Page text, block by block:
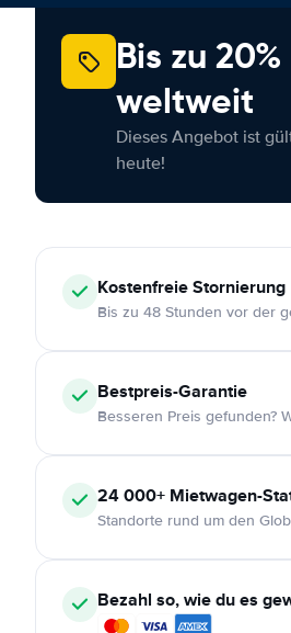
Bis zu
weltweit
Dieses Angebot ist
heute!
KostenfreieStornierung
Bis zu 48 Stunden vor der
Bestpreis-Garantie
Besseren Preis gefunden?
24 000+ Mietwagen-
Standorte rund um den
Bezahl so, wie du es